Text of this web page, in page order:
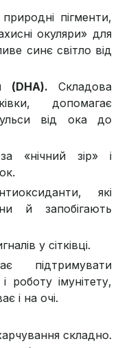
пігменти,
окуляри» для
синє світло від
(DHA). Складова
допомагає
від ока до
«нічний зір» і
які
й запобігають
у сітківці.
підтримувати
роботу імунітету,
і на очі.
складно.